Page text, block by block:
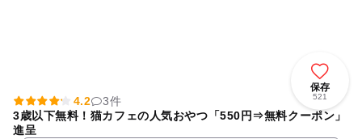
保存
521
4.2
3件
3歳以下無料！猫カフェの人気おやつ「550円⇒無料クーポン」
進呈